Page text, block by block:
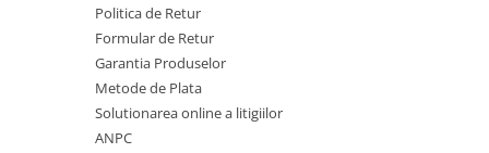
Oglinzi auto
Parasolare Camion – Cabina si
Reclame Luminoase
Politica de Retur
Formular de Retur
Garantia Produselor
Metode de Plata
Solutionarea online a litigiilor
ANPC